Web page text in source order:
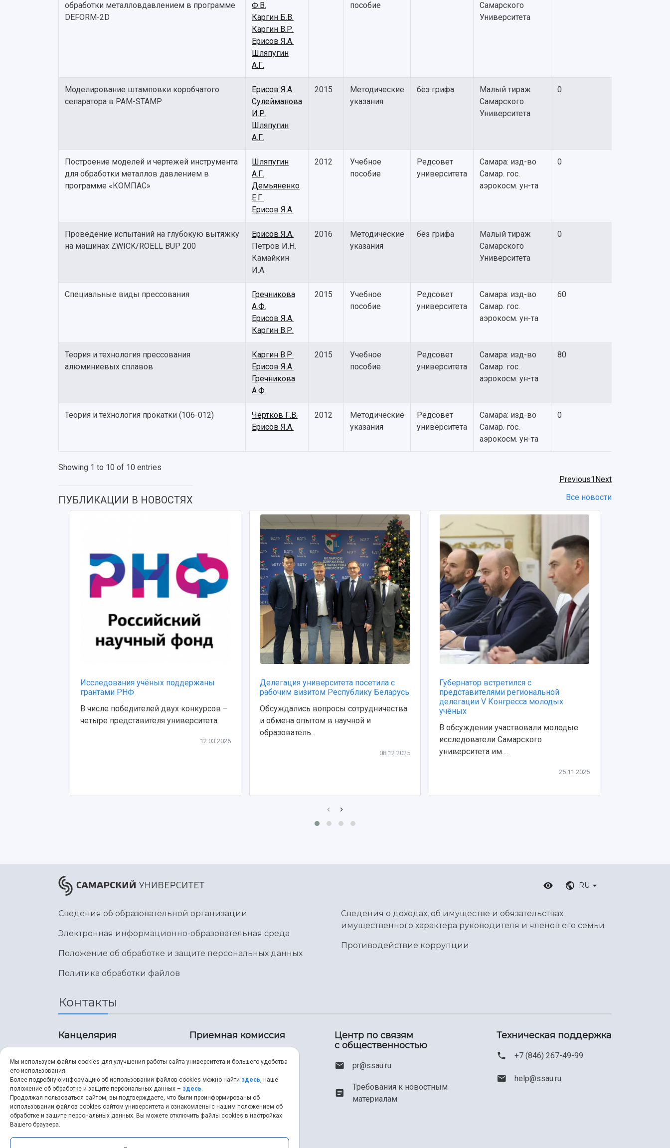
обработки металловдавлением в программе
DEFORM-2D
Ф.В.
Каргин Б.В.
Каргин В.Р.
Ерисов Я.А.
Шляпугин
А.Г.
пособие
Самарского
Университета
Моделирование штамповки коробчатого
сепаратора в PAM-STAMP
Ерисов Я.А.
Сулейманова
И.Р.
Шляпугин
А.Г.
2015
Методические
указания
без грифа
Малый тираж
Самарского
Университета
0
Построение моделей и чертежей инструмента
для обработки металлов давлением в
программе «КОМПАС»
Шляпугин
А.Г.
Демьяненко
Е.Г.
Ерисов Я.А.
2012
Учебное
пособие
Редсовет
университета
Самара: изд-во
Самар. гос.
аэрокосм. ун-та
0
Проведение испытаний на глубокую вытяжку
на машинах ZWICK/ROELL BUP 200
Ерисов Я.А.
Петров И.Н.
Камайкин
И.А.
2016
Методические
указания
без грифа
Малый тираж
Самарского
Университета
0
Специальные виды прессования
Гречникова
А.Ф.
Ерисов Я.А.
Каргин В.Р.
2015
Учебное
пособие
Редсовет
университета
Самара: изд-во
Самар. гос.
аэрокосм. ун-та
60
Теория и технология прессования
алюминиевых сплавов
Каргин В.Р.
Ерисов Я.А.
Гречникова
А.Ф.
2015
Учебное
пособие
Редсовет
университета
Самара: изд-во
Самар. гос.
аэрокосм. ун-та
80
Теория и технология прокатки (106-012)
Чертков Г.В.
Ерисов Я.А.
2012
Методические
указания
Редсовет
университета
Самара: изд-во
Самар. гос.
аэрокосм. ун-та
0
Showing 1 to 10 of 10 entries
Previous1Next
ПУБЛИКАЦИИ В НОВОСТЯХ Все новости
Исследования учёных поддержаны
грантами РНФ
В числе победителей двух конкурсов –
четыре представителя университета
12.03.2026
Делегация университета посетила с
рабочим визитом Республику Беларусь
Обсуждались вопросы сотрудничества
и обмена опытом в научной и
образователь...
08.12.2025
Губернатор встретился с
представителями региональной
делегации V Конгресса молодых
учёных
В обсуждении участвовали молодые
исследователи Самарского
университета им....
25.11.2025
RU
Сведения об образовательной организации
Электронная информационно-образовательная среда
Положение об обработке и защите персональных данных
Политика обработки файлов
Сведения о доходах, об имуществе и обязательствах
имущественного характера руководителя и членов его семьи
Противодействие коррупции
Контакты
Канцелярия
8 (846) 267-43-70
ssau@ssau.ru
Приемная комиссия
8 (846) 267-48-67
priem@ssau.ru
Центр по связям
с общественностью
pr@ssau.ru
Требования к новостным
материалам
Техническая поддержка
+7 (846) 267-49-99
help@ssau.ru
Мы используем файлы cookies для улучшения работы сайта университета и большего удобства
его использования.
Более подробную информацию об использовании файлов cookies можно найти здесь, наше
положение об обработке и защите персональных данных – здесь.
Продолжая пользоваться сайтом, вы подтверждаете, что были проинформированы об
использовании файлов cookies сайтом университета и ознакомлены с нашим положением об
обработке и защите персональных данных. Вы можете отключить файлы cookies в настройках
Вашего браузера.